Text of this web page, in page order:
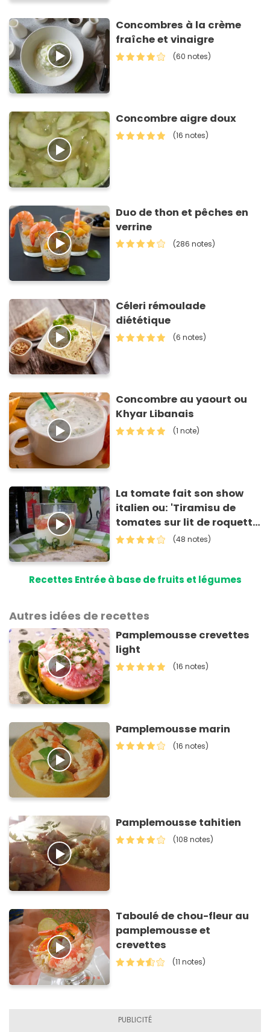
Concombres à la crème
fraîche et vinaigre
(60 notes)
Concombre aigre doux
(16 notes)
Duo de thon et pêches en
verrine
(286 notes)
Céleri rémoulade
diététique
(6 notes)
Concombre au yaourt ou
Khyar Libanais
(1 note)
La tomate fait son show
italien ou: 'Tiramisu de
tomates sur lit de roquette
et grissinis'(48 notes)
Recettes Entrée à base de fruits et légumes
Autres idées de recettes
Pamplemousse crevettes
light
(16 notes)
Pamplemousse marin
(16 notes)
Pamplemousse tahitien
(108 notes)
Taboulé de chou-fleur au
pamplemousse et
crevettes
(11 notes)